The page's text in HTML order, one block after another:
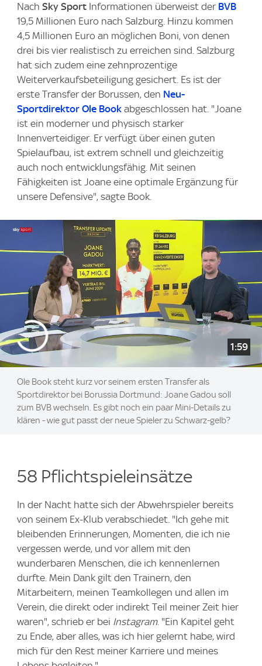
Nach Sky Sport Informationen überweist der BVB
19,5 Millionen Euro nach Salzburg. Hinzu kommen
4,5 Millionen Euro an möglichen Boni, von denen
drei bis vier realistisch zu erreichen sind. Salzburg
hat sich zudem eine zehnprozentige
Weiterverkaufsbeteiligung gesichert. Es ist der
erste Transfer der Borussen, den Neu-
Sportdirektor Ole Book abgeschlossen hat. "Joane
ist ein moderner und physisch starker
Innenverteidiger. Er verfügt über einen guten
Spielaufbau, ist extrem schnell und gleichzeitig
auch noch entwicklungsfähig. Mit seinen
Fähigkeiten ist Joane eine optimale Ergänzung für
unsere Defensive", sagte Book.
1:59
Ole Book steht kurz vor seinem ersten Transfer als
Sportdirektor bei Borussia Dortmund: Joane Gadou soll
zum BVB wechseln. Es gibt noch ein paar Mini-Details zu
klären - wie gut passt der neue Spieler zu Schwarz-gelb?
58 Pflichtspieleinsätze
In der Nacht hatte sich der Abwehrspieler bereits
von seinem Ex-Klub verabschiedet. "Ich gehe mit
bleibenden Erinnerungen, Momenten, die ich nie
vergessen werde, und vor allem mit den
wunderbaren Menschen, die ich kennenlernen
durfte. Mein Dank gilt den Trainern, den
Mitarbeitern, meinen Teamkollegen und allen im
Verein, die direkt oder indirekt Teil meiner Zeit hier
waren", schrieb er bei Instagram. "Ein Kapitel geht
zu Ende, aber alles, was ich hier gelernt habe, wird
mich für den Rest meiner Karriere und meines